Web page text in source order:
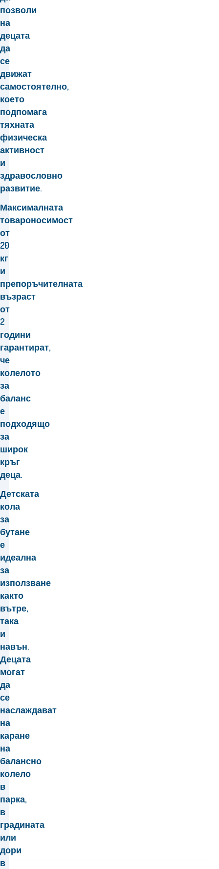
позволи
на
децата
да
се
движат
самостоятелно,
което
подпомага
тяхната
физическа
активност
и
здравословно
развитие.
Максималната
товароносимост
от
20
кг
и
препоръчителната
възраст
от
2
години
гарантират,
че
колелото
за
баланс
е
подходящо
за
широк
кръг
деца.
Детската
кола
за
бутане
е
идеална
за
използване
както
вътре,
така
и
навън.
Децата
могат
да
се
наслаждават
на
каране
на
балансно
колело
в
парка,
в
градината
или
дори
в